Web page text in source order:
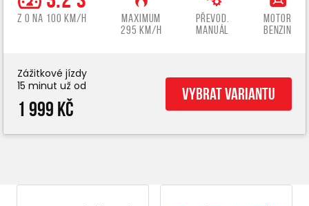
z 0 na 100 km/h
Maximum
295 km/h
Převod.
manuál
Motor
benzin
Zážitkové jízdy
15 minut už od
1 999 Kč
Vybrat variantu